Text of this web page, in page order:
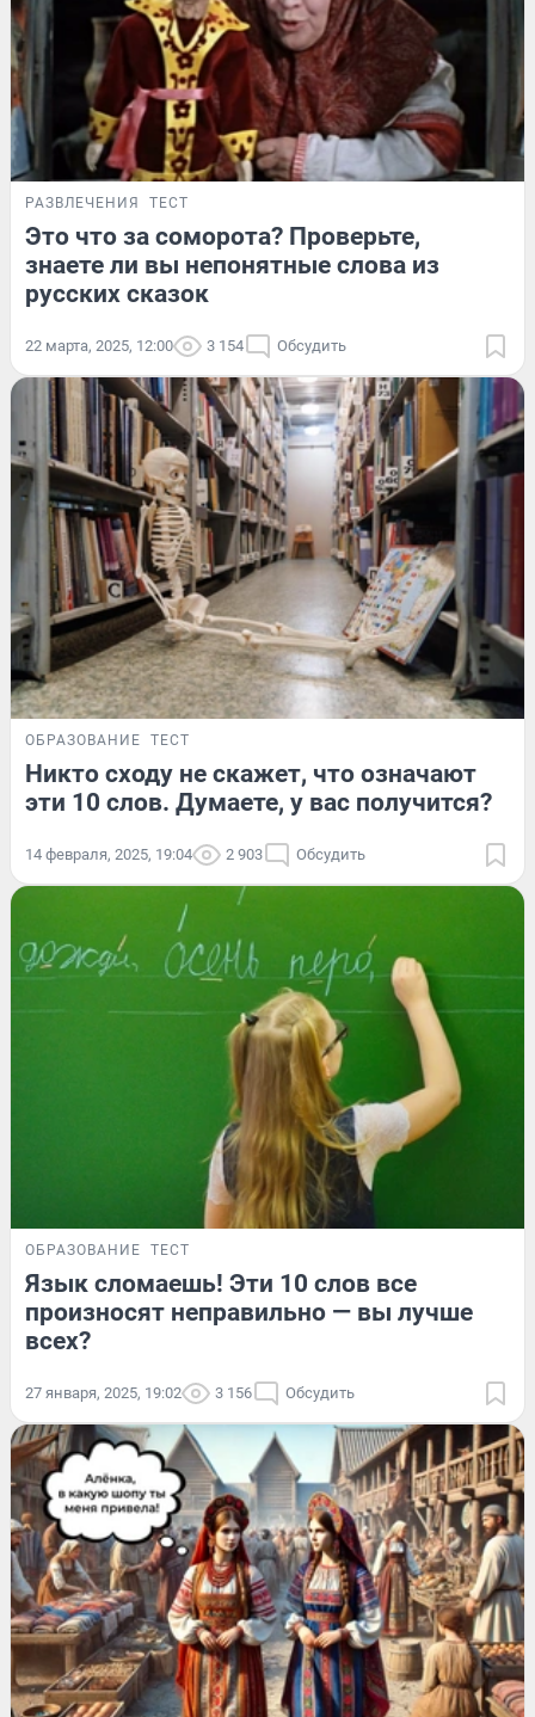
РАЗВЛЕЧЕНИЯ ТЕСТ
Это что за соморота? Проверьте,
знаете ли вы непонятные слова из
русских сказок
22 марта, 2025, 12:00 3 154 Обсудить
ОБРАЗОВАНИЕ ТЕСТ
Никто сходу не скажет, что означают
эти 10 слов. Думаете, у вас получится?
14 февраля, 2025, 19:04 2 903 Обсудить
ОБРАЗОВАНИЕ ТЕСТ
Язык сломаешь! Эти 10 слов все
произносят неправильно — вы лучше
всех?
27 января, 2025, 19:02 3 156 Обсудить